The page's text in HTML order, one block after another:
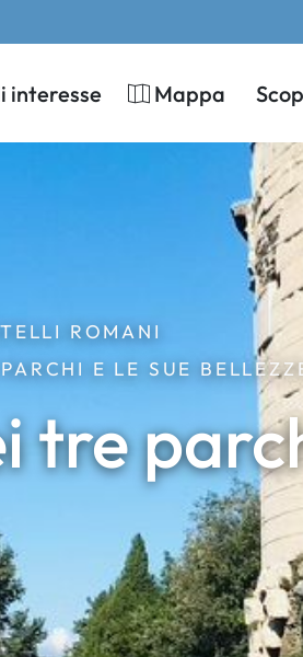
interesse Mappa
ROMANI
E LE SUE
tre